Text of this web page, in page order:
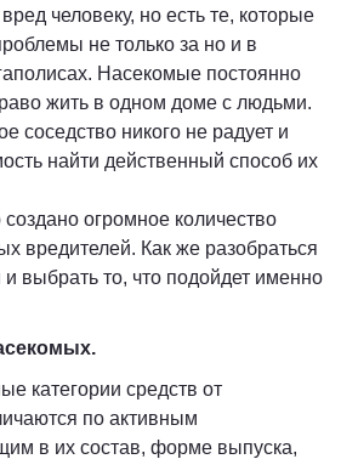
человеку, но есть те, которые
не только за но и в
Насекомые постоянно
жить в одном доме с людьми.
соседство никого не радует и
найти действенный способ их
огромное количество
вредителей. Как же разобраться
выбрать то, что подойдет именно
категории средств от
по активным
в их состав, форме выпуска,